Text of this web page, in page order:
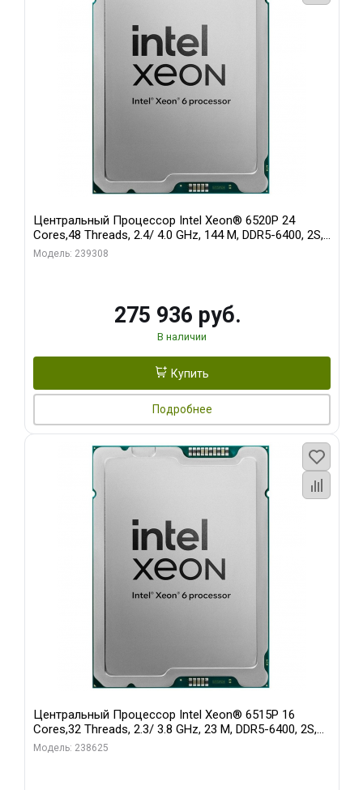
Центральный Процессор Intel Xeon® 6520P 24
Cores,48 Threads, 2.4/ 4.0 GHz, 144 M, DDR5-6400, 2S,
210W OEM
Модель: 239308
275 936 руб.
В наличии
Купить
Подробнее
Центральный Процессор Intel Xeon® 6515P 16
Cores,32 Threads, 2.3/ 3.8 GHz, 23 M, DDR5-6400, 2S,
150W OEM
Модель: 238625